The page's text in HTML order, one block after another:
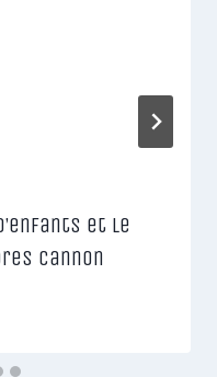
et le
Cannon